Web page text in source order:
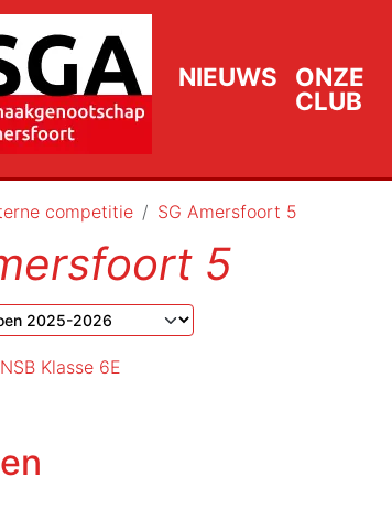
NIEUWS
ONZE
CLUB
competitie SG Amersfoort 5
5
Klasse 6E